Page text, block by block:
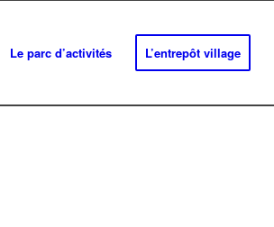
Le parc d’activités L’entrepôt village